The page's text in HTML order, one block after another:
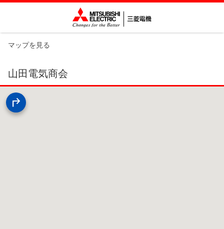
マップを見る
山田電気商会